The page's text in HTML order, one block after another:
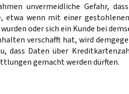
unvermeidliche Gefahr,
etwa wenn mit einer
oder sich ein Kunde bei
verschafft hat, wird
dass Daten über
gemacht werden dürften.